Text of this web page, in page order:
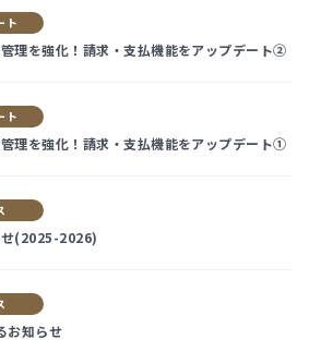
ト
理を強化！請求・支払機能をアップデート②
ト
理を強化！請求・支払機能をアップデート①
せ(2025-2026)
お知らせ